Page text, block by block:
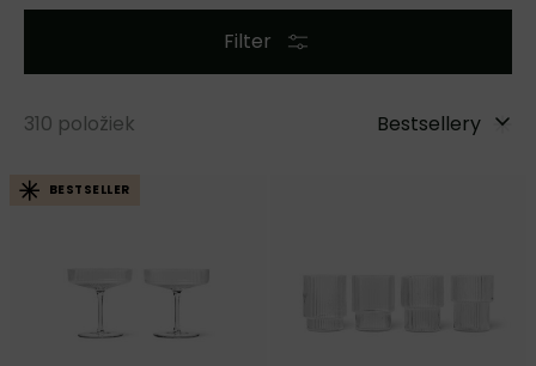
Filter
310 položiek Bestsellery
BESTSELLER